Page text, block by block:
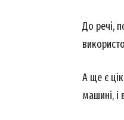
До речі,
А ще є
машині, і